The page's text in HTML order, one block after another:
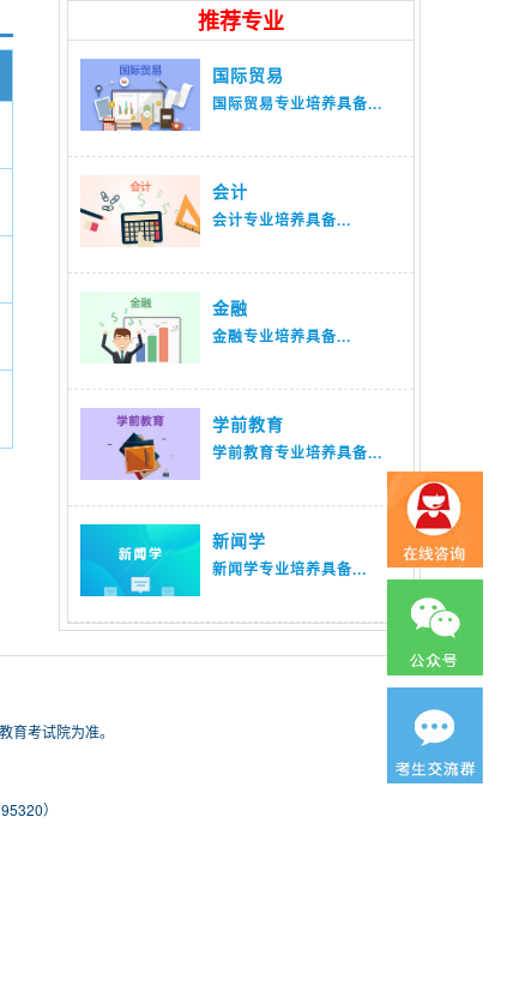
推荐专业
国际贸易
国际贸易专业培养具备...
会计
会计专业培养具备...
金融
金融专业培养具备...
学前教育
学前教育专业培养具备...
新闻学
新闻学专业培养具备...
考试院为准。
）